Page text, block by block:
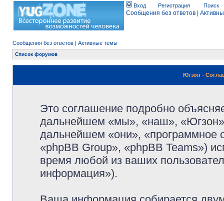
Вход Регистрация Поиск
Сообщения без ответов
Сообщения без ответов | Активные темы
Список форумов
Югзон -
Это соглашение подробно
дальнейшем «мы», «наш»,
дальнейшем «они», «программное
«phpBB Group», «phpBB Teams»)
время любой из ваших
информация»).